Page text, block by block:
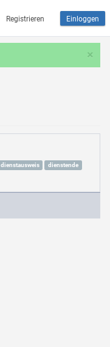
Registrieren Einloggen
×
dienstausweis
dienstende